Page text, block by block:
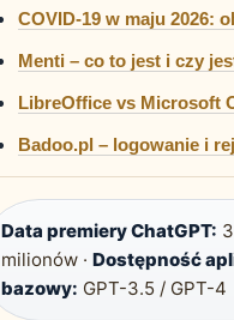
COVID-19 w maju 2026:
Menti – co to jest i czy
LibreOffice vs Microsoft
Badoo.pl – logowanie i
Data premiery ChatGPT:
milionów · Dostępność
bazowy: GPT-3.5 / GPT-4